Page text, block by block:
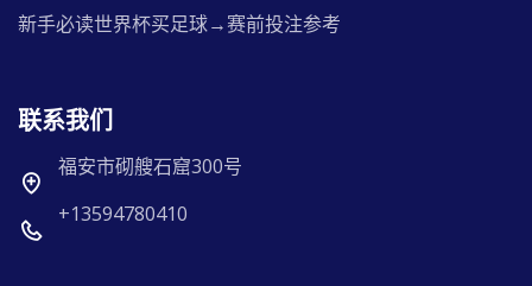
新手必读世界杯买足球→赛前投注参考
联系我们
福安市砌艘石窟300号
+13594780410